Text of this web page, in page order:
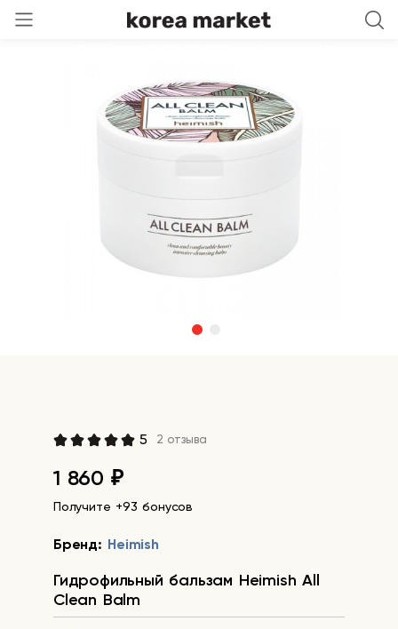
5 2 отзыва
1 860 ₽
Получите +93 бонусов
Бренд: Heimish
Гидрофильный бальзам Heimish All
Clean Balm